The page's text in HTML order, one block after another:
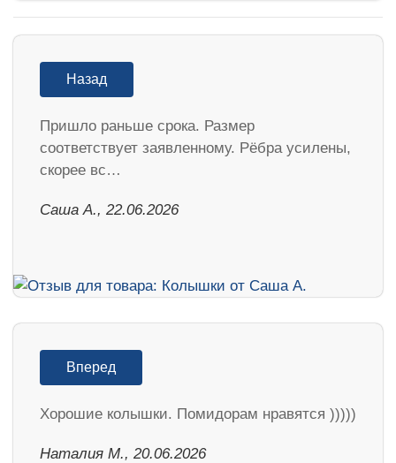
Назад
Пришло раньше срока. Размер
соответствует заявленному. Рёбра усилены,
скорее вс…
Саша А., 22.06.2026
Вперед
Хорошие колышки. Помидорам нравятся )))))
Наталия М., 20.06.2026